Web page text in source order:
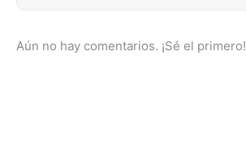
Aún no hay comentarios. ¡Sé el primero!